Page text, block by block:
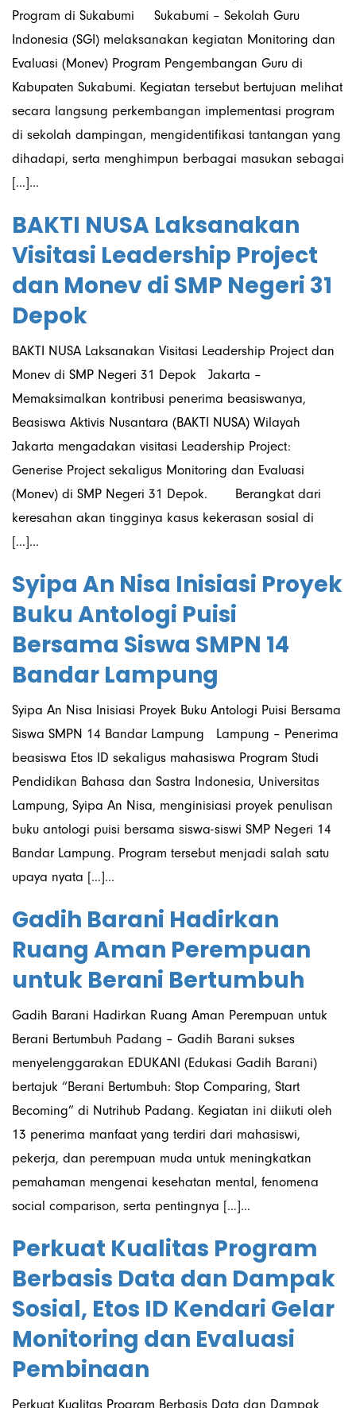
Program di Sukabumi Sukabumi – Sekolah Guru
Indonesia (SGI) melaksanakan kegiatan Monitoring dan
Evaluasi (Monev) Program Pengembangan Guru di
Kabupaten Sukabumi. Kegiatan tersebut bertujuan melihat
secara langsung perkembangan implementasi program
di sekolah dampingan, mengidentifikasi tantangan yang
dihadapi, serta menghimpun berbagai masukan sebagai
[…]...
BAKTI NUSA Laksanakan
Visitasi Leadership Project
dan Monev di SMP Negeri 31
Depok
BAKTI NUSA Laksanakan Visitasi Leadership Project dan
Monev di SMP Negeri 31 Depok Jakarta –
Memaksimalkan kontribusi penerima beasiswanya,
Beasiswa Aktivis Nusantara (BAKTI NUSA) Wilayah
Jakarta mengadakan visitasi Leadership Project:
Generise Project sekaligus Monitoring dan Evaluasi
(Monev) di SMP Negeri 31 Depok. Berangkat dari
keresahan akan tingginya kasus kekerasan sosial di
[…]...
Syipa An Nisa Inisiasi Proyek
Buku Antologi Puisi
Bersama Siswa SMPN 14
Bandar Lampung
Syipa An Nisa Inisiasi Proyek Buku Antologi Puisi Bersama
Siswa SMPN 14 Bandar Lampung Lampung – Penerima
beasiswa Etos ID sekaligus mahasiswa Program Studi
Pendidikan Bahasa dan Sastra Indonesia, Universitas
Lampung, Syipa An Nisa, menginisiasi proyek penulisan
buku antologi puisi bersama siswa-siswi SMP Negeri 14
Bandar Lampung. Program tersebut menjadi salah satu
upaya nyata […]...
Gadih Barani Hadirkan
Ruang Aman Perempuan
untuk Berani Bertumbuh
Gadih Barani Hadirkan Ruang Aman Perempuan untuk
Berani Bertumbuh Padang – Gadih Barani sukses
menyelenggarakan EDUKANI (Edukasi Gadih Barani)
bertajuk “Berani Bertumbuh: Stop Comparing, Start
Becoming” di Nutrihub Padang. Kegiatan ini diikuti oleh
13 penerima manfaat yang terdiri dari mahasiswi,
pekerja, dan perempuan muda untuk meningkatkan
pemahaman mengenai kesehatan mental, fenomena
social comparison, serta pentingnya […]...
Perkuat Kualitas Program
Berbasis Data dan Dampak
Sosial, Etos ID Kendari Gelar
Monitoring dan Evaluasi
Pembinaan
Perkuat Kualitas Program Berbasis Data dan Dampak